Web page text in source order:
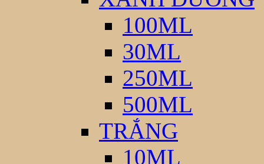
100ML
30ML
250ML
500ML
TRẮNG
10ML